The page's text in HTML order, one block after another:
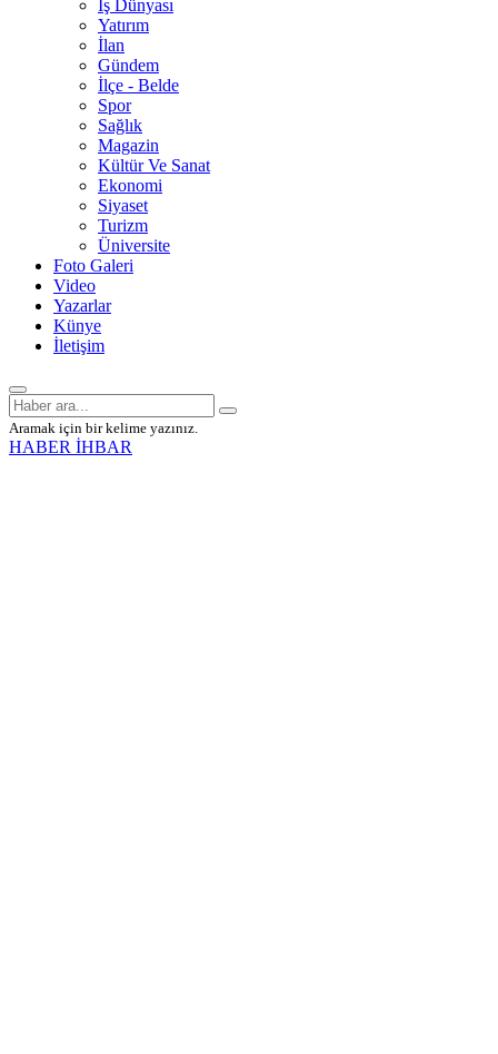
İş Dünyası
Yatırım
İlan
Gündem
İlçe - Belde
Spor
Sağlık
Magazin
Kültür Ve Sanat
Ekonomi
Siyaset
Turizm
Üniversite
Foto Galeri
Video
Yazarlar
Künye
İletişim
Aramak için bir kelime yazınız.
HABER İHBAR